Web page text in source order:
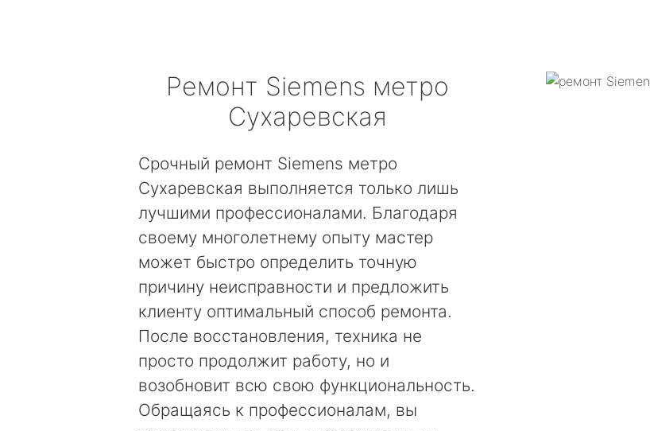
Ремонт Siemens метро
Сухаревская
Срочный ремонт Siemens метро
Сухаревская выполняется только лишь
лучшими профессионалами. Благодаря
своему многолетнему опыту мастер
может быстро определить точную
причину неисправности и предложить
клиенту оптимальный способ ремонта.
После восстановления, техника не
просто продолжит работу, но и
возобновит всю свою функциональность.
Обращаясь к профессионалам, вы